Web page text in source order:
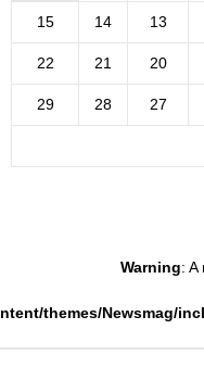
13
14
15
20
21
22
27
28
29
Warning: A
themes/Newsmag/